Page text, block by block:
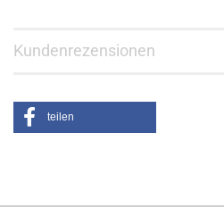
Kundenrezensionen
teilen